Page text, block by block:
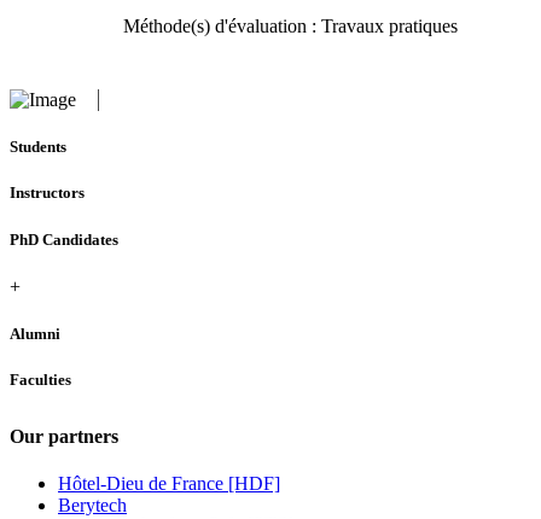
Méthode(s) d'évaluation : Travaux pratiques
Students
Instructors
PhD Candidates
+
Alumni
Faculties
Our partners
Hôtel-Dieu de France [HDF]
Berytech